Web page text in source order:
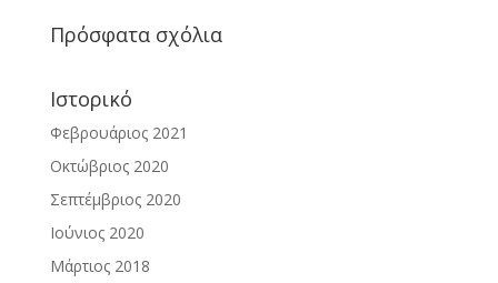
Πρόσφατα σχόλια
Ιστορικό
Φεβρουάριος 2021
Οκτώβριος 2020
Σεπτέμβριος 2020
Ιούνιος 2020
Μάρτιος 2018